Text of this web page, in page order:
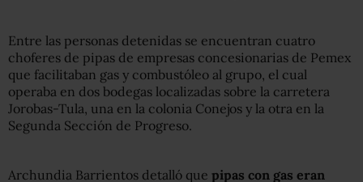
Entre las personas detenidas se encuentran cuatro
choferes de pipas de empresas concesionarias de Pemex
que facilitaban gas y combustóleo al grupo, el cual
operaba en dos bodegas localizadas sobre la carretera
Jorobas-Tula, una en la colonia Conejos y la otra en la
Segunda Sección de Progreso.
Archundia Barrientos detalló que pipas con gas eran